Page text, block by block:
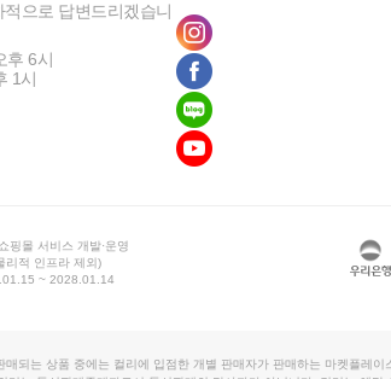
으로 답변드리겠습니
후 6시
1시
핑몰 서비스 개발·운영
리적 인프라 제외)
~ 2028.01.14
매되는 상품 중에는 컬리에 입점한 개별 판매자가 판매하는 마켓플레이